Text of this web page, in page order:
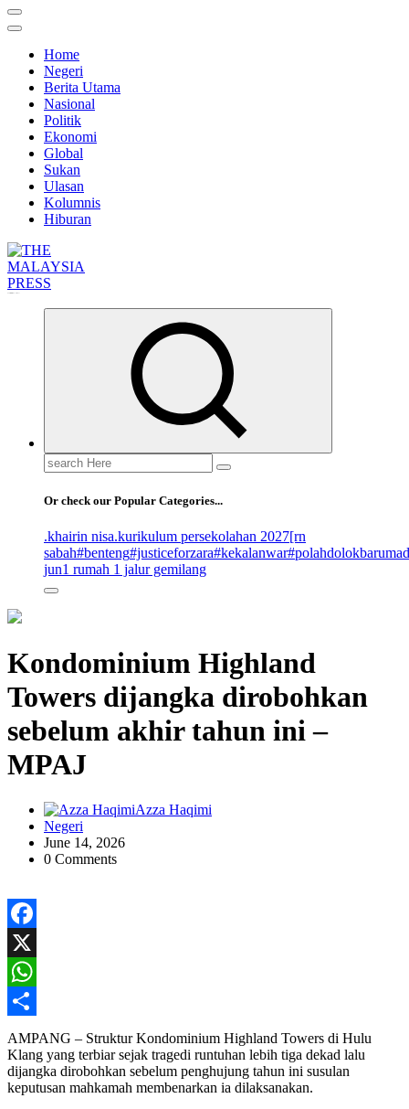
Home
Negeri
Berita Utama
Nasional
Politik
Ekonomi
Global
Sukan
Ulasan
Kolumnis
Hiburan
Search
for:
Or check our Popular Categories...
.khairin nisa.kurikulum persekolahan 2027[rn
sabah#benteng#justiceforzara#kekalanwar
jun1 rumah 1 jalur gemilang
Kondominium Highland
Towers dijangka dirobohkan
sebelum akhir tahun ini –
MPAJ
Azza Haqimi
Negeri
June 14, 2026
0 Comments
Facebook
X
WhatsApp
Share
AMPANG – Struktur Kondominium Highland Towers di Hulu
Klang yang terbiar sejak tragedi runtuhan lebih tiga dekad lalu
dijangka dirobohkan sebelum penghujung tahun ini susulan
keputusan mahkamah membenarkan ia dilaksanakan.